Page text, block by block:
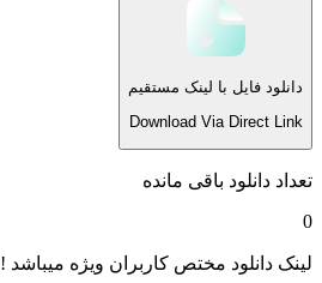
دانلود فایل با لینک مستقیم
Download Via Direct Link
تعداد دانلود باقی مانده
0
لینک دانلود مختص کاربران ویژه میباشد !